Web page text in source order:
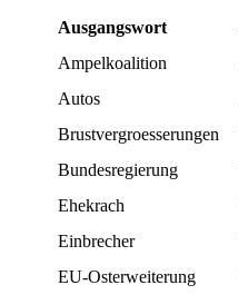
Ausgangswort
Ampelkoalition
Autos
Brustvergroesserungen
Bundesregierung
Ehekrach
Einbrecher
EU-Osterweiterung